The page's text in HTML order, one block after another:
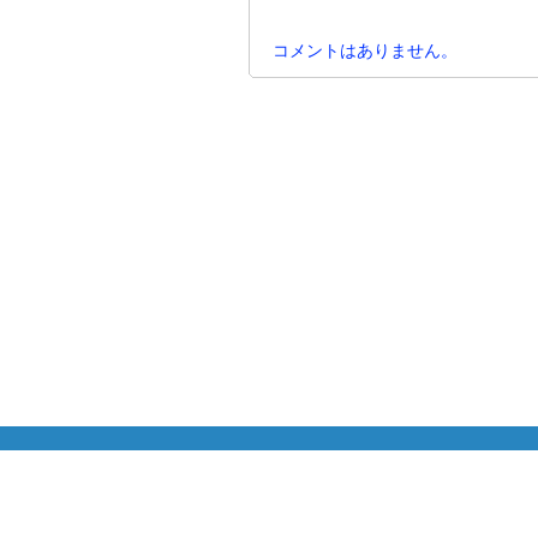
コメントはありません。